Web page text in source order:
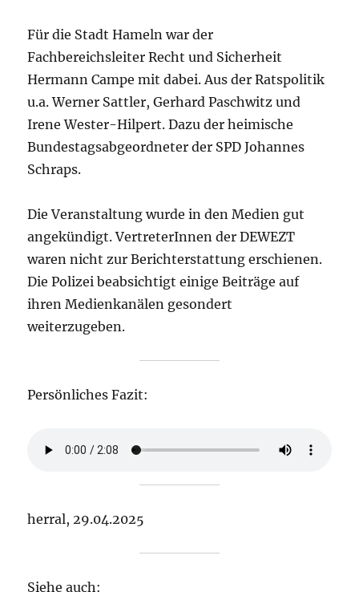
Für die Stadt Hameln war der
Fachbereichsleiter Recht und Sicherheit
Hermann Campe mit dabei. Aus der Ratspolitik
u.a. Werner Sattler, Gerhard Paschwitz und
Irene Wester-Hilpert. Dazu der heimische
Bundestagsabgeordneter der SPD Johannes
Schraps.
Die Veranstaltung wurde in den Medien gut
angekündigt. VertreterInnen der DEWEZT
waren nicht zur Berichterstattung erschienen.
Die Polizei beabsichtigt einige Beiträge auf
ihren Medienkanälen gesondert
weiterzugeben.
Persönliches Fazit:
herral, 29.04.2025
Siehe auch: